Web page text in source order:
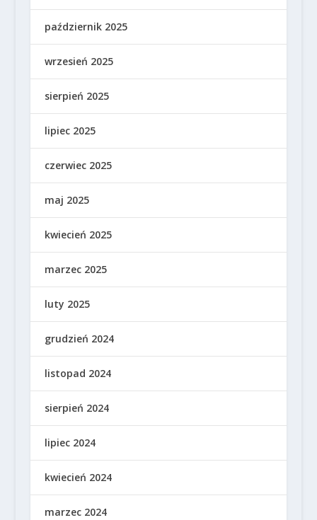
październik 2025
wrzesień 2025
sierpień 2025
lipiec 2025
czerwiec 2025
maj 2025
kwiecień 2025
marzec 2025
luty 2025
grudzień 2024
listopad 2024
sierpień 2024
lipiec 2024
kwiecień 2024
marzec 2024